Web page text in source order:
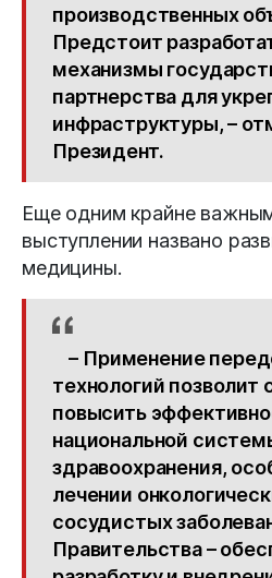
производственных
Предстоит
механизмы
партнерства для
инфраструктуры, –
Президент.
Еще одним крайне
выступлении названо
медицины.
– Применение
технологий позволит
повысить
национальной
здравоохранения,
лечении
сосудистых
Правительства –